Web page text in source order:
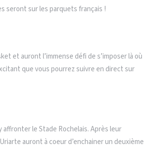
seront sur les parquets français !
et auront l’immense défi de s’imposer là où
que vous pourrez suivre en direct sur
le Stade Rochelais. Après leur
auront à coeur d’enchainer un deuxième